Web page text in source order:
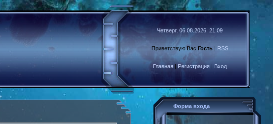
Четверг, 06.08.2026, 21:09
Приветствую Вас Гость| RSS
Главная| Регистрация| Вход
Форма входа